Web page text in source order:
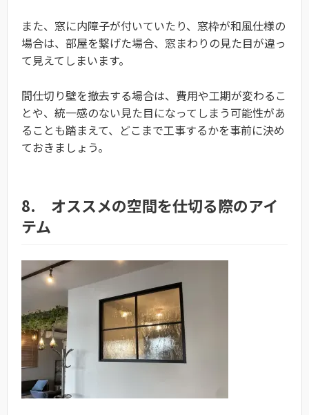
また、窓に内障子が付いていたり、窓枠が和風仕様の
場合は、部屋を繋げた場合、窓まわりの見た目が違っ
て見えてしまいます。
間仕切り壁を撤去する場合は、費用や工期が変わるこ
とや、統一感のない見た目になってしまう可能性があ
ることも踏まえて、どこまで工事するかを事前に決め
ておきましょう。
8. オススメの空間を仕切る際のアイ
テム